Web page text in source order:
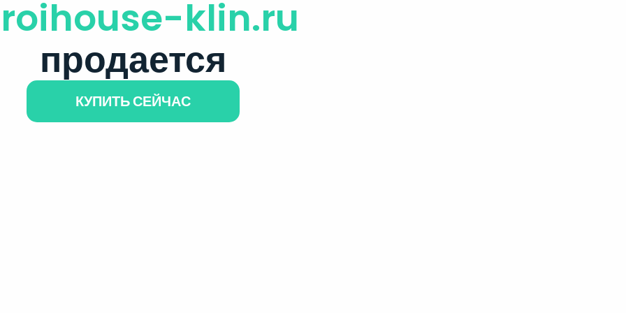
klin.ru
продается
КУПИТЬ СЕЙЧАС